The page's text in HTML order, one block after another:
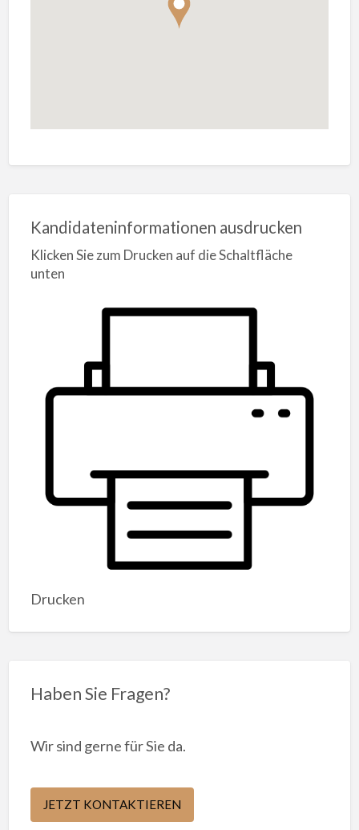
Kandidateninformationen ausdrucken
Klicken Sie zum Drucken auf die Schaltfläche
unten
Drucken
Haben Sie Fragen?
Wir sind gerne für Sie da.
JETZT KONTAKTIEREN